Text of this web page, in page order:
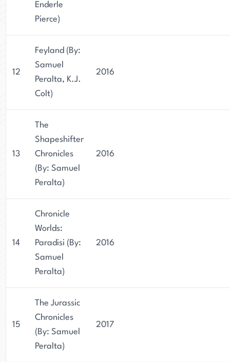
Enderle
Pierce)
12
Feyland (By:
Samuel
Peralta, K.J.
Colt)
2016
13
The
Shapeshifter
Chronicles
(By: Samuel
Peralta)
2016
14
Chronicle
Worlds:
Paradisi (By:
Samuel
Peralta)
2016
15
The Jurassic
Chronicles
(By: Samuel
Peralta)
2017